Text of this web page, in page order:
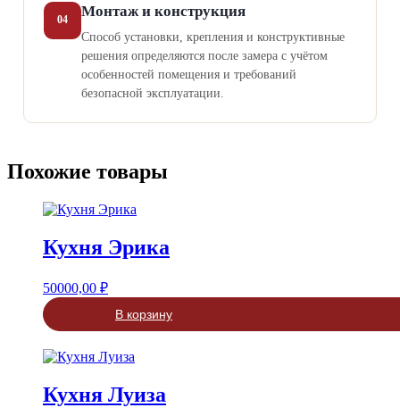
04
Монтаж и конструкция
Способ установки, крепления и конструктивные
решения определяются после замера с учётом
особенностей помещения и требований
безопасной эксплуатации.
Похожие товары
Кухня Эрика
50000,00 ₽
В корзину
Кухня Луиза